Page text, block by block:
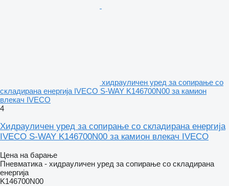
хидрауличен уред за сопирање со
складирана енергија IVECO S-WAY K146700N00 за камион
влекач IVECO
4
Хидрауличен уред за сопирање со складирана енергија
IVECO S-WAY K146700N00 за камион влекач IVECO
Цена на барање
Пневматика - хидрауличен уред за сопирање со складирана
енергија
K146700N00